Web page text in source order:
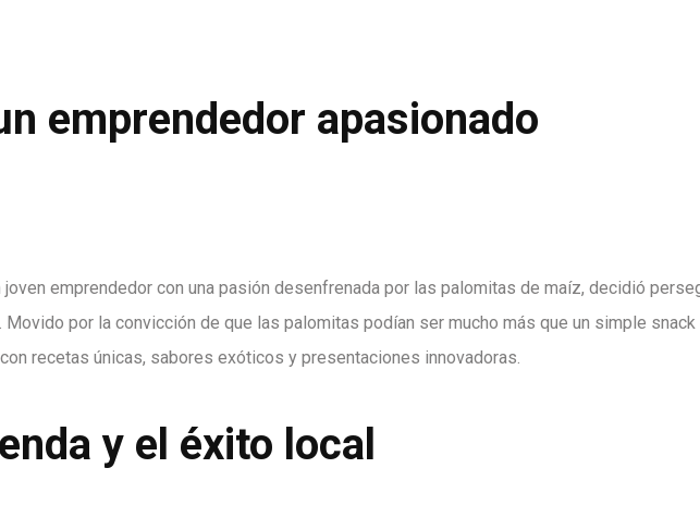
emprendedor apasionado
joven emprendedor con una pasión desenfrenada por las palomitas de maíz, decidió
Movido por la convicción de que las palomitas podían ser mucho más que un simple snack
recetas únicas, sabores exóticos y presentaciones innovadoras.
y el éxito local